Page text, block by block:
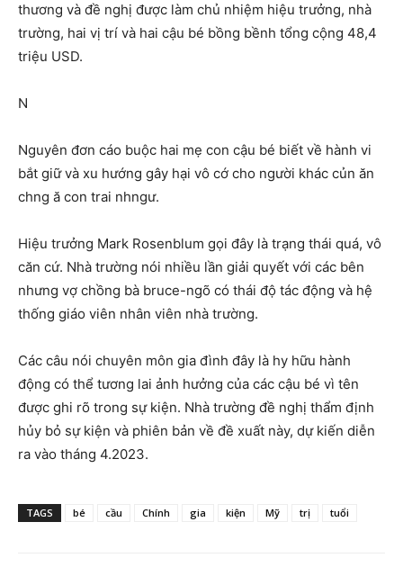
thương và đề nghị được làm chủ nhiệm hiệu trưởng, nhà
trường, hai vị trí và hai cậu bé bồng bềnh tổng cộng 48,4
triệu USD.
N
Nguyên đơn cáo buộc hai mẹ con cậu bé biết về hành vi
bắt giữ và xu hướng gây hại vô cớ cho người khác củn ăn
chng ă con trai nhngư.
Hiệu trưởng Mark Rosenblum gọi đây là trạng thái quá, vô
căn cứ. Nhà trường nói nhiều lần giải quyết với các bên
nhưng vợ chồng bà bruce-ngõ có thái độ tác động và hệ
thống giáo viên nhân viên nhà trường.
Các câu nói chuyên môn gia đình đây là hy hữu hành
động có thể tương lai ảnh hưởng của các cậu bé vì tên
được ghi rõ trong sự kiện. Nhà trường đề nghị thẩm định
hủy bỏ sự kiện và phiên bản về đề xuất này, dự kiến ​​diễn
ra vào tháng 4.2023.
TAGS bé cầu Chính gia kiện Mỹ trị tuổi